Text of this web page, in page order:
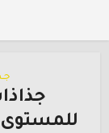
للمستوى